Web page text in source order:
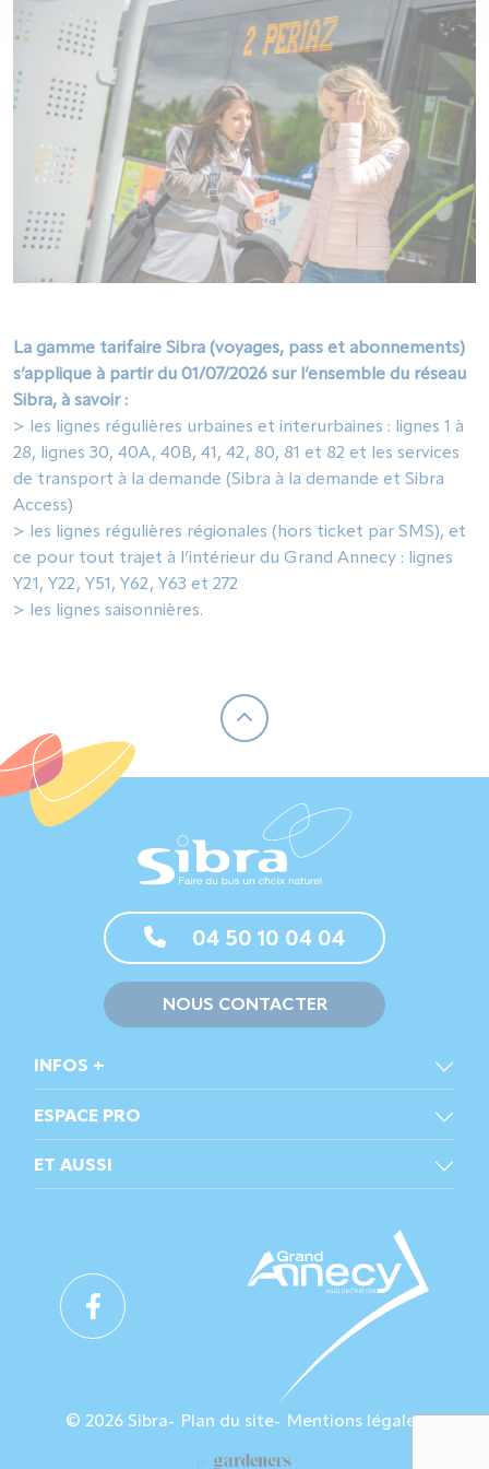
La gamme tarifaire Sibra (voyages, pass et abonnements)
s’applique à partir du 01/07/2026 sur l’ensemble du réseau
Sibra, à savoir :
> les lignes régulières urbaines et interurbaines : lignes 1 à
28, lignes 30, 40A, 40B, 41, 42, 80, 81 et 82 et les services
de transport à la demande (Sibra à la demande et Sibra
Access)
> les lignes régulières régionales (hors ticket par SMS), et
ce pour tout trajet à l’intérieur du Grand Annecy : lignes
Y21, Y22, Y51, Y62, Y63 et 272
> les lignes saisonnières.
04 50 10 04 04
NOUS CONTACTER
INFOS +
ESPACE PRO
ET AUSSI
© 2026 Sibra Plan du site Mentions légales